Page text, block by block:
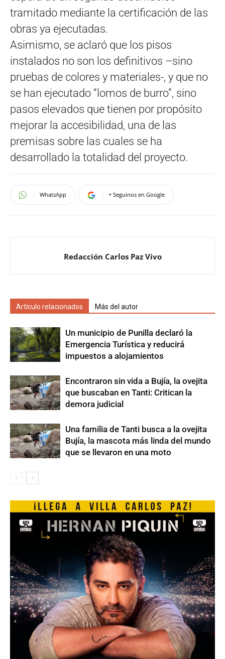
tramitado mediante la certificación de las
obras ya ejecutadas.
Asimismo, se aclaró que los pisos
instalados no son los definitivos –sino
pruebas de colores y materiales-, y que no
se han ejecutado “lomos de burro”, sino
pasos elevados que tienen por propósito
mejorar la accesibilidad, una de las
premisas sobre las cuales se ha
desarrollado la totalidad del proyecto.
WhatsApp + Seguinos en Google
Redacción Carlos Paz Vivo
Artículo relacionados Más del autor
Un municipio de Punilla declaró la
Emergencia Turística y reducirá
impuestos a alojamientos
Encontraron sin vida a Bujía, la ovejita
que buscaban en Tanti: Critican la
demora judicial
Una familia de Tanti busca a la ovejita
Bujía, la mascota más linda del mundo
que se llevaron en una moto